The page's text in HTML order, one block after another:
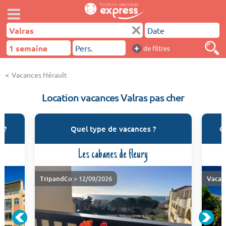
+ de filtres
Vacances Hérault
Location vacances Valras pas cher
? Quel type de vacances ?
Les cabanes de fleury
TripandCo > 12/09/2026